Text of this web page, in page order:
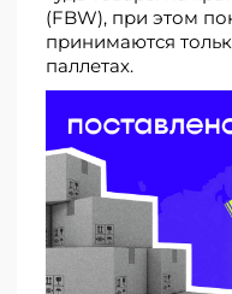
(FBW), при этом
принимаются
паллетах.